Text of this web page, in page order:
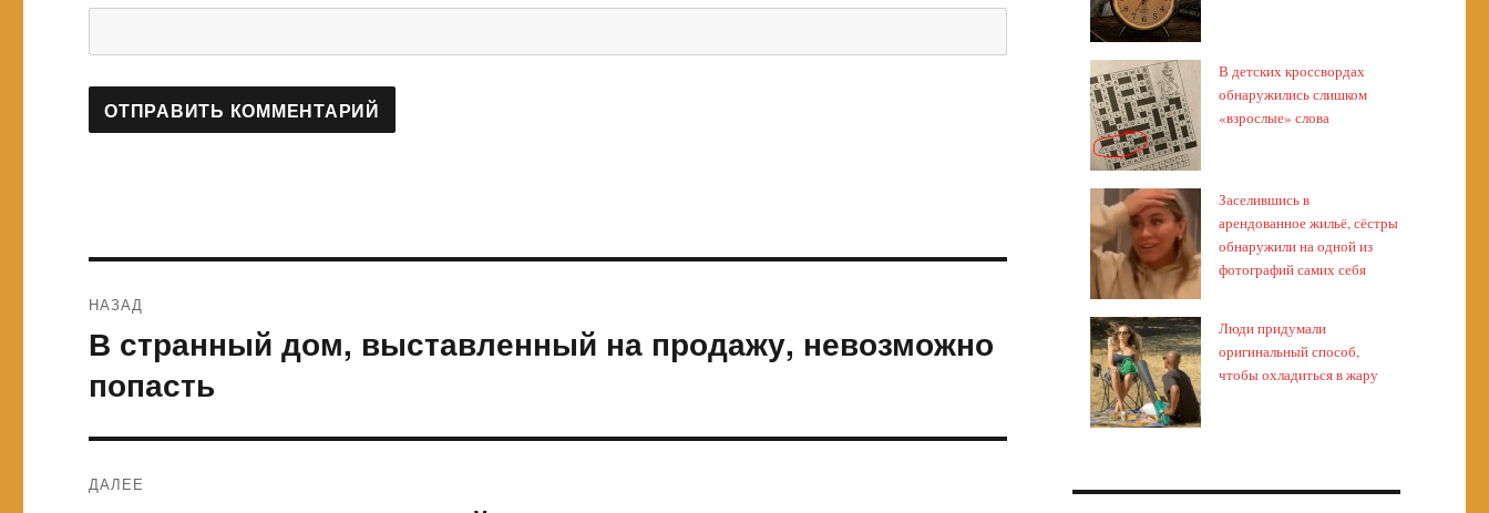
по
записям
НАЗАД
Предыдущая
В странный дом, выставленный на продажу, невозможно
попасть
ДАЛЕЕ
В детских кроссвордах
обнаружились слишком
«взрослые» слова
Заселившись в
арендованное жильё, сёстры
обнаружили на одной из
фотографий самих себя
Люди придумали
оригинальный способ,
чтобы охладиться в жару